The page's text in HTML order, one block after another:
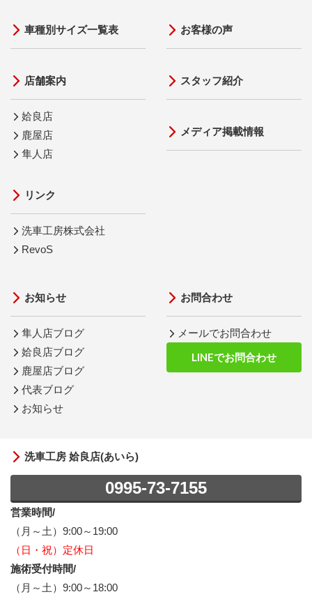
車種別サイズ一覧表
店舗案内
姶良店
鹿屋店
隼人店
リンク
洗車工房株式会社
RevoS
お客様の声
スタッフ紹介
メディア掲載情報
お知らせ
隼人店ブログ
姶良店ブログ
鹿屋店ブログ
代表ブログ
お知らせ
お問合わせ
メールでお問合わせ
LINEでお問合わせ
洗車工房 姶良店(あいら)
0995-73-7155
営業時間/
（月～土）9:00～19:00
（日・祝）定休日
施術受付時間/
（月～土）9:00～18:00